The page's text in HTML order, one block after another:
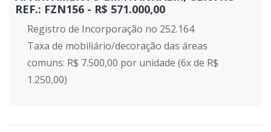
REF.: FZN156 - R$ 571.000,00
Registro de Incorporação no 252.164
Taxa de mobiliário/decoração das áreas
comuns: R$ 7.500,00 por unidade (6x de R$
1.250,00)